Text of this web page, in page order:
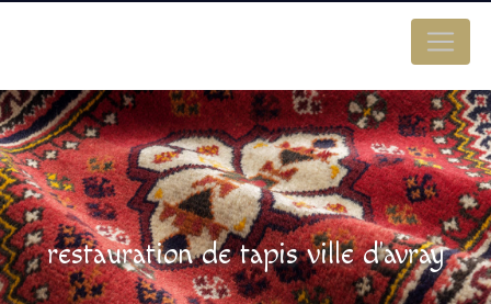
restauration de tapis ville d'avray